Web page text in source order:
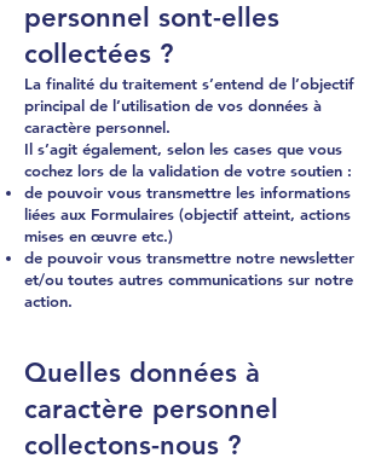
personnel sont-elles
collectées ?
La finalité du traitement s’entend de l’objectif
principal de l’utilisation de vos données à
caractère personnel.
Il s’agit également, selon les cases que vous
cochez lors de la validation de votre soutien :
de pouvoir vous transmettre les informations
liées aux Formulaires (objectif atteint, actions
mises en œuvre etc.)
de pouvoir vous transmettre notre newsletter
et/ou toutes autres communications sur notre
action.
Quelles données à
caractère personnel
collectons-nous ?